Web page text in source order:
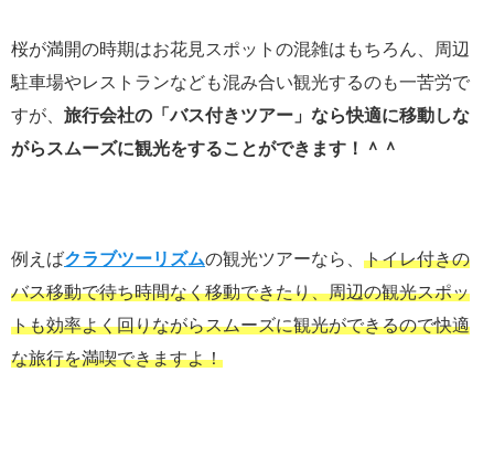
桜が満開の時期はお花見スポットの混雑はもちろん、周辺
駐車場やレストランなども混み合い観光するのも一苦労で
すが、 旅行会社の「バス付きツアー」なら快適に移動しな
がらスムーズに観光をすることができます！＾＾
例えばクラブツーリズムの観光ツアーなら、 トイレ付きの
バス移動で待ち時間なく移動できたり、周辺の観光スポッ
トも効率よく回りながらスムーズに観光ができるので快適
な旅行を満喫できますよ！